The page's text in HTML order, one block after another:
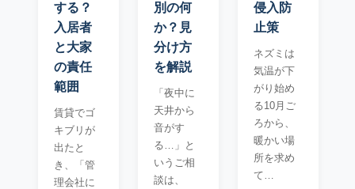
する？
入居者
と大家
の責任
範囲
賃貸でゴ
キブリが
出たと
き、「管
理会社に
別の何
か？見
分け方
を解説
「夜中に
天井から
音がす
る…」と
いうご相
談は、
侵入防
止策
ネズミは
気温が下
がり始め
る10月ご
ろから、
暖かい場
所を求め
て…